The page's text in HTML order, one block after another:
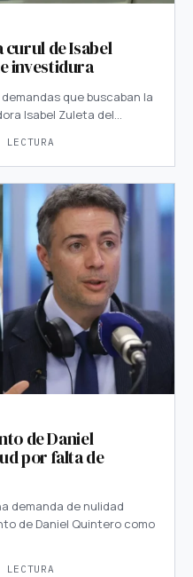
curul de Isabel
investidura
que buscaban la
Isabel Zuleta del…
de Daniel
por falta de
demanda de nulidad
de Daniel Quintero como